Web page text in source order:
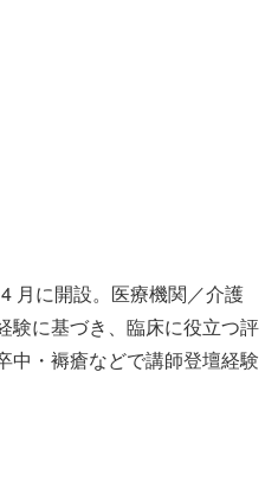
月に開設。医療機関／介護
験に基づき、臨床に役立つ評
中・褥瘡などで講師登壇経験